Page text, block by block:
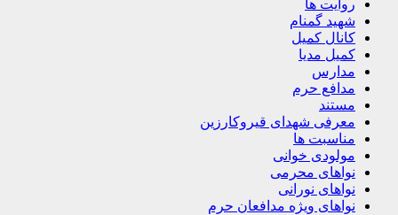
روایت ها
شهید گمنام
کانال کمیل
کمیل مدیا
مدارس
مدافع حرم
مستند
معرفی شهدای قیروکارزین
مناسبت ها
مولودی خوانی
نواهای محرمی
نواهای نورانی
نواهای ویژه مدافعان حرم